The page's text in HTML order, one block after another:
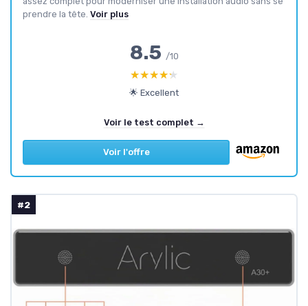
prendre la tête. Voir plus
8.5 /10
★★★★★
★★★★★
🌟 Excellent
Voir le test complet →
Voir l'offre
#2